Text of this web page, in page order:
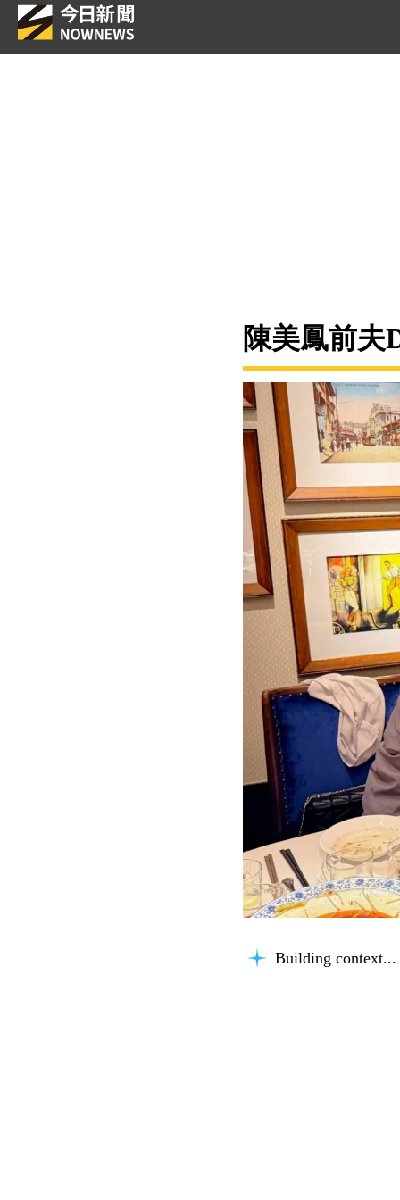
陳美鳳前夫
Building context...